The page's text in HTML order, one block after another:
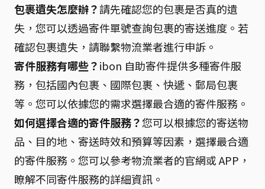
包裹遺失怎麼辦？請先確認您的包裹是否真的遺
失，您可以透過寄件單號查詢包裹的寄送進度。若
確認包裹遺失，請聯繫物流業者進行申訴。
寄件服務有哪些？ibon 自助寄件提供多種寄件服
務，包括國內包裹、國際包裹、快遞、郵局包裹
等。您可以依據您的需求選擇最合適的寄件服務。
如何選擇合適的寄件服務？您可以根據您的寄送物
品、目的地、寄送時效和預算等因素，選擇最合適
的寄件服務。您可以參考物流業者的官網或 APP，
瞭解不同寄件服務的詳細資訊。